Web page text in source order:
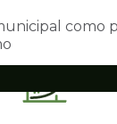
pagina
Sala
como
Ilustração